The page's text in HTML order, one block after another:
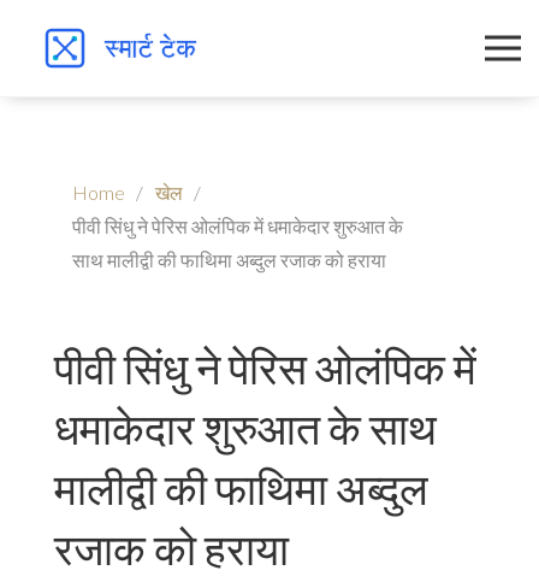
Home
खेल
पीवी सिंधु ने पेरिस ओलंपिक में धमाकेदार शुरुआत के
साथ मालीद्वी की फाथिमा अब्दुल रजाक को हराया
पीवी सिंधु ने पेरिस ओलंपिक में
धमाकेदार शुरुआत के साथ
मालीद्वी की फाथिमा अब्दुल
रजाक को हराया